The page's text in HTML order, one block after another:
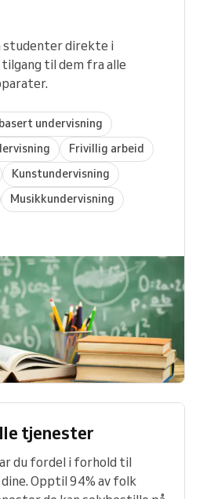
studenter direkte i
til dem fra alle
undervisning
Frivillig arbeid
Kunstundervisning
Musikkundervisning
tjenester
du fordel i forhold til
Opptil 94% av folk